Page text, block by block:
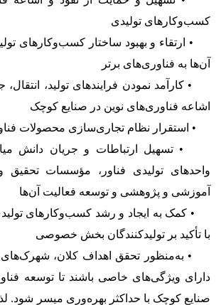
کسب‌وکارهای تولیدی
• ارتقاء و بهبود ساختار کسب‌وکارهای
آن‌ها به فناوری‌های برتر
• کارآمد نمودن فرایندهای تولید،
اشاعه فناوری‌های نوین در صنایع کوچک
• استقرار نظام تجاری‌سازی محصولات
• تسهیل ارتباطات و جریان دانش میان
واحدهای تولیدی فناور، مؤسسات تحقیق
آموزشی و پژوهشی و توسعه فعالیت آن‌ها
• کمک به ایجاد و رشد کسب‌وکارهای
با تأکید بر تولیدکنندگان بخش خصوصی
• به‌منظور تحقق اهداف کلان،
دارای ویژگی‌های خاصی باشند تا توسعه
صنایع کوچک با حداکثر بهره‌وری میسر شود.